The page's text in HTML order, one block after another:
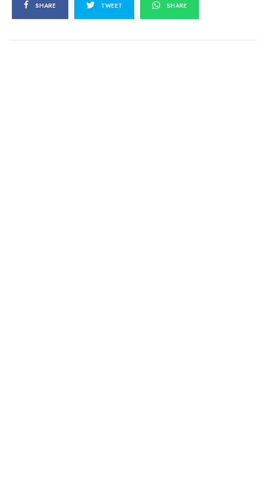
SHARE TWEET SHARE